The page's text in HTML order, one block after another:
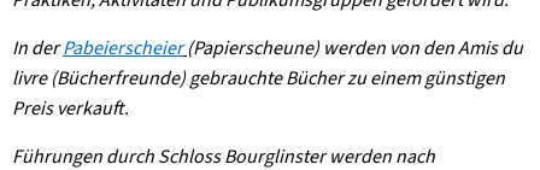
In derPabeierscheier (Papierscheune) werden von denAmis du
livre(Bücherfreunde) gebrauchte Bücher zu einem günstigen
Preis verkauft.
Führungen durch Schloss Bourglinster werden nach